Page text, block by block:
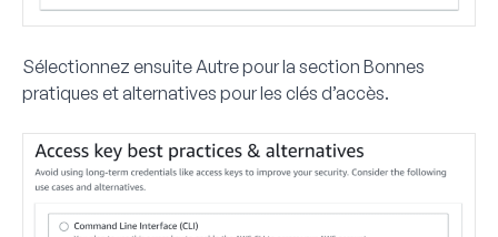
Sélectionnez ensuite Autrepour la section Bonnes
pratiques et alternatives pour les clés d’accès.